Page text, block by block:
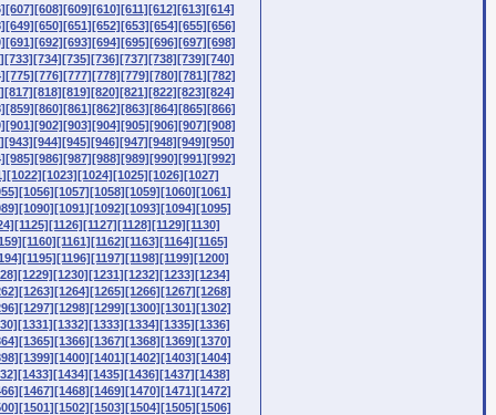
[607][608][609][610][611][612][613][614]
[649][650][651][652][653][654][655][656]
[691][692][693][694][695][696][697][698]
[733][734][735][736][737][738][739][740]
[775][776][777][778][779][780][781][782]
[817][818][819][820][821][822][823][824]
[859][860][861][862][863][864][865][866]
[901][902][903][904][905][906][907][908]
[943][944][945][946][947][948][949][950]
[985][986][987][988][989][990][991][992]
[1022][1023][1024][1025][1026][1027]
[1056][1057][1058][1059][1060][1061]
[1090][1091][1092][1093][1094][1095]
[1125][1126][1127][1128][1129][1130]
[1160][1161][1162][1163][1164][1165]
[1195][1196][1197][1198][1199][1200]
[1229][1230][1231][1232][1233][1234]
[1263][1264][1265][1266][1267][1268]
[1297][1298][1299][1300][1301][1302]
[1331][1332][1333][1334][1335][1336]
[1365][1366][1367][1368][1369][1370]
[1399][1400][1401][1402][1403][1404]
[1433][1434][1435][1436][1437][1438]
[1467][1468][1469][1470][1471][1472]
[1501][1502][1503][1504][1505][1506]